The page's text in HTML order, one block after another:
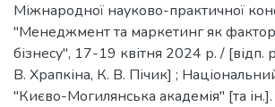
Міжнародної науково-практичної
"Менеджмент та маркетинг як
бізнесу", 17-19 квітня 2024 р. / [відп.
В. Храпкіна, К. В. Пічик] ;
"Києво-Могилянська академія" [та